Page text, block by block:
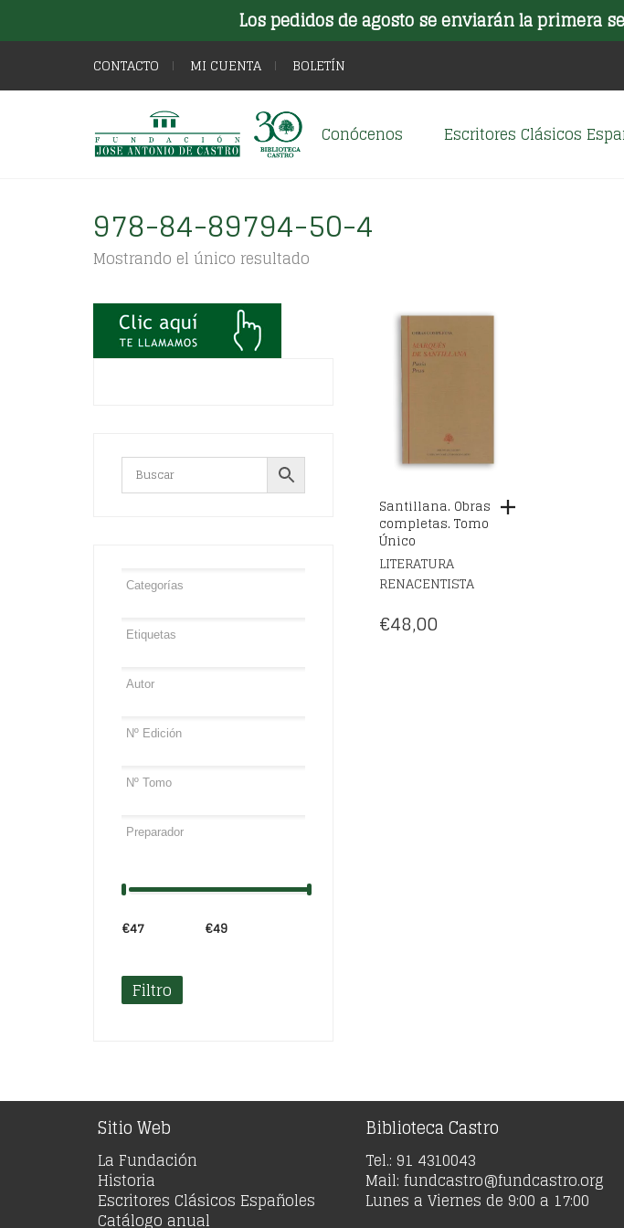
Los pedidos de agosto se enviarán la primera
CONTACTO MI CUENTA BOLETÍN
Conócenos Escritores Clásicos
978-84-89794-50-4
Mostrando el único resultado
Santillana. Obras
completas. Tomo
Único
LITERATURA
RENACENTISTA
€48,00
€47 €49
Filtro
Sitio Web
La Fundación
Historia
Escritores Clásicos Españoles
Catálogo anual
Biblioteca Castro
Tel.: 91 4310043
Mail: fundcastro@fundcastro.org
Lunes a Viernes de 9:00 a 17:00